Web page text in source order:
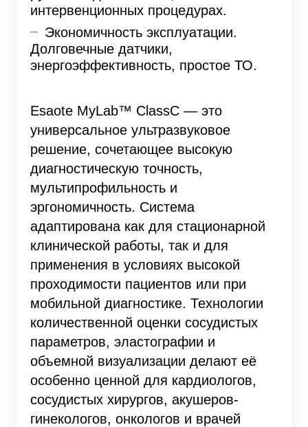
интервенционных процедурах.
Экономичность эксплуатации.
Долговечные датчики,
энергоэффективность, простое ТО.
Esaote MyLab™ ClassC — это
универсальное ультразвуковое
решение, сочетающее высокую
диагностическую точность,
мультипрофильность и
эргономичность. Система
адаптирована как для стационарной
клинической работы, так и для
применения в условиях высокой
проходимости пациентов или при
мобильной диагностике. Технологии
количественной оценки сосудистых
параметров, эластографии и
объемной визуализации делают её
особенно ценной для кардиологов,
сосудистых хирургов, акушеров-
гинекологов, онкологов и врачей